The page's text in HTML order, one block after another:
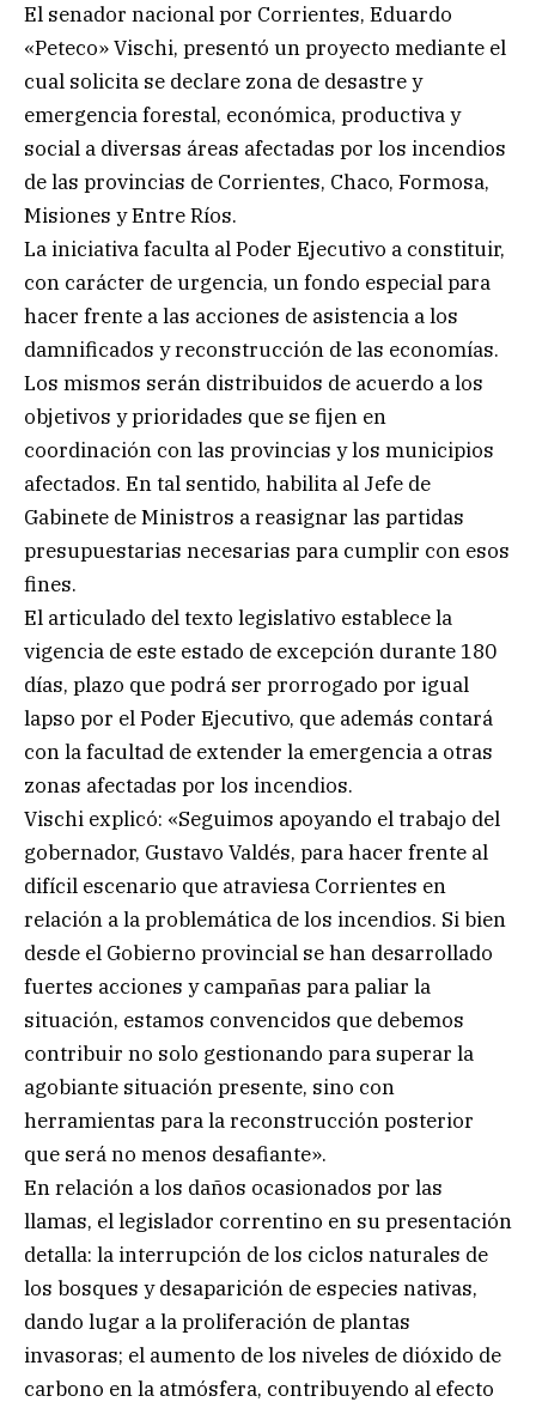
El senador nacional por Corrientes, Eduardo
«Peteco» Vischi, presentó un proyecto mediante el
cual solicita se declare zona de desastre y
emergencia forestal, económica, productiva y
social a diversas áreas afectadas por los incendios
de las provincias de Corrientes, Chaco, Formosa,
Misiones y Entre Ríos.
La iniciativa faculta al Poder Ejecutivo a constituir,
con carácter de urgencia, un fondo especial para
hacer frente a las acciones de asistencia a los
damnificados y reconstrucción de las economías.
Los mismos serán distribuidos de acuerdo a los
objetivos y prioridades que se fijen en
coordinación con las provincias y los municipios
afectados. En tal sentido, habilita al Jefe de
Gabinete de Ministros a reasignar las partidas
presupuestarias necesarias para cumplir con esos
fines.
El articulado del texto legislativo establece la
vigencia de este estado de excepción durante 180
días, plazo que podrá ser prorrogado por igual
lapso por el Poder Ejecutivo, que además contará
con la facultad de extender la emergencia a otras
zonas afectadas por los incendios.
Vischi explicó: «Seguimos apoyando el trabajo del
gobernador, Gustavo Valdés, para hacer frente al
difícil escenario que atraviesa Corrientes en
relación a la problemática de los incendios. Si bien
desde el Gobierno provincial se han desarrollado
fuertes acciones y campañas para paliar la
situación, estamos convencidos que debemos
contribuir no solo gestionando para superar la
agobiante situación presente, sino con
herramientas para la reconstrucción posterior
que será no menos desafiante».
En relación a los daños ocasionados por las
llamas, el legislador correntino en su presentación
detalla: la interrupción de los ciclos naturales de
los bosques y desaparición de especies nativas,
dando lugar a la proliferación de plantas
invasoras; el aumento de los niveles de dióxido de
carbono en la atmósfera, contribuyendo al efecto